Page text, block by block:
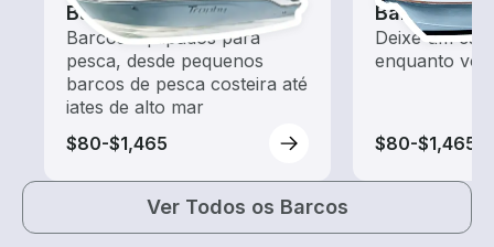
Barcos de pesca
Barcos equipados para
pesca, desde pequenos
barcos de pesca costeira até
iates de alto mar
$80-$1,465
Barcos de
Deixe um
enquanto
$80-$1,465
Ver Todos os Barcos